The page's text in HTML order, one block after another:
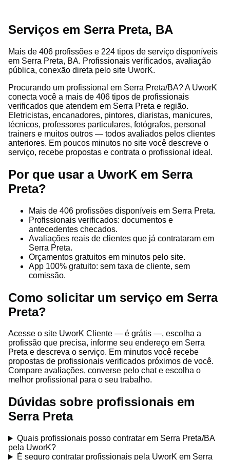
Serviços em Serra Preta, BA
Mais de 406 profissões e 224 tipos de serviço disponíveis
em Serra Preta, BA. Profissionais verificados, avaliação
pública, conexão direta pelo site UworK.
Procurando um profissional em Serra Preta/BA? A UworK
conecta você a mais de 406 tipos de profissionais
verificados que atendem em Serra Preta e região.
Eletricistas, encanadores, pintores, diaristas, manicures,
técnicos, professores particulares, fotógrafos, personal
trainers e muitos outros — todos avaliados pelos clientes
anteriores. Em poucos minutos no site você descreve o
serviço, recebe propostas e contrata o profissional ideal.
Por que usar a UworK em Serra
Preta?
Mais de 406 profissões disponíveis em Serra Preta.
Profissionais verificados: documentos e
antecedentes checados.
Avaliações reais de clientes que já contrataram em
Serra Preta.
Orçamentos gratuitos em minutos pelo site.
App 100% gratuito: sem taxa de cliente, sem
comissão.
Como solicitar um serviço em Serra
Preta?
Acesse o site UworK Cliente — é grátis —, escolha a
profissão que precisa, informe seu endereço em Serra
Preta e descreva o serviço. Em minutos você recebe
propostas de profissionais verificados próximos de você.
Compare avaliações, converse pelo chat e escolha o
melhor profissional para o seu trabalho.
Dúvidas sobre profissionais em
Serra Preta
Quais profissionais posso contratar em Serra Preta/BA
pela UworK?
É seguro contratar profissionais pela UworK em Serra